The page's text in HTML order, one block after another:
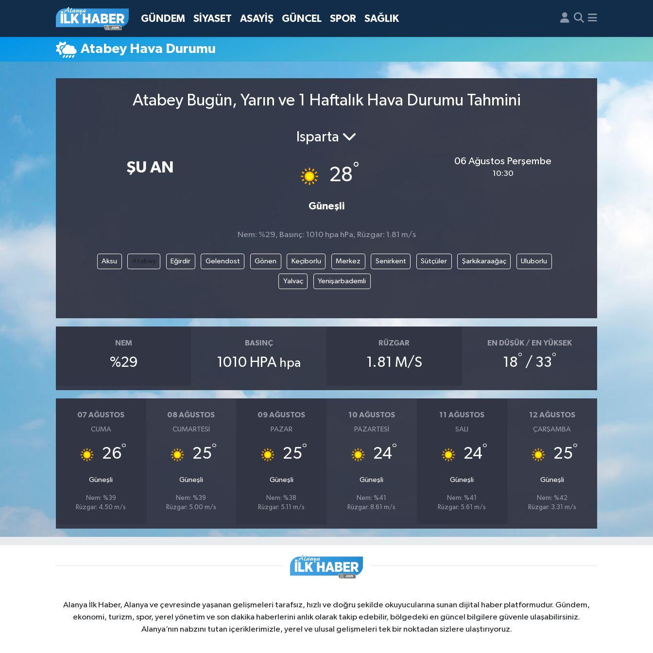
GÜNDEM SİYASET ASAYİŞ GÜNCEL SPOR SAĞLIK
Atabey Hava Durumu
Atabey Bugün, Yarın ve 1 Haftalık Hava Durumu Tahmini
ŞU AN
Isparta
28°
Güneşli
06 Ağustos Perşembe
10:30
Nem: %29, Basınç: 1010 hpa hPa, Rüzgar: 1.81 m/s
Aksu Atabey Eğirdir Gelendost Gönen Keçiborlu Merkez Senirkent Sütçüler Şarkikaraağaç Uluborlu
Yalvaç Yenişarbademli
NEM
%29
BASINÇ
1010 HPA hpa
RÜZGAR
1.81 M/S
EN DÜŞÜK / EN YÜKSEK
18° / 33°
07 AĞUSTOS
CUMA
26°
Güneşli
Nem: %39
Rüzgar: 4.50 m/s
08 AĞUSTOS
CUMARTESI
25°
Güneşli
Nem: %39
Rüzgar: 5.00 m/s
09 AĞUSTOS
PAZAR
25°
Güneşli
Nem: %38
Rüzgar: 5.11 m/s
10 AĞUSTOS
PAZARTESI
24°
Güneşli
Nem: %41
Rüzgar: 8.61 m/s
11 AĞUSTOS
SALI
24°
Güneşli
Nem: %41
Rüzgar: 5.61 m/s
12 AĞUSTOS
ÇARŞAMBA
25°
Güneşli
Nem: %42
Rüzgar: 3.31 m/s
Alanya İlk Haber, Alanya ve çevresinde yaşanan gelişmeleri tarafsız, hızlı ve doğru şekilde okuyucularına sunan dijital haber platformudur. Gündem,
ekonomi, turizm, spor, yerel yönetim ve son dakika haberlerini anlık olarak takip edebilir, bölgedeki en güncel bilgilere güvenle ulaşabilirsiniz.
Alanya’nın nabzını tutan içeriklerimizle, yerel ve ulusal gelişmeleri tek bir noktadan sizlere ulaştırıyoruz.
Antalya Nöbetçi Eczaneler
Antalya Hava Durumu